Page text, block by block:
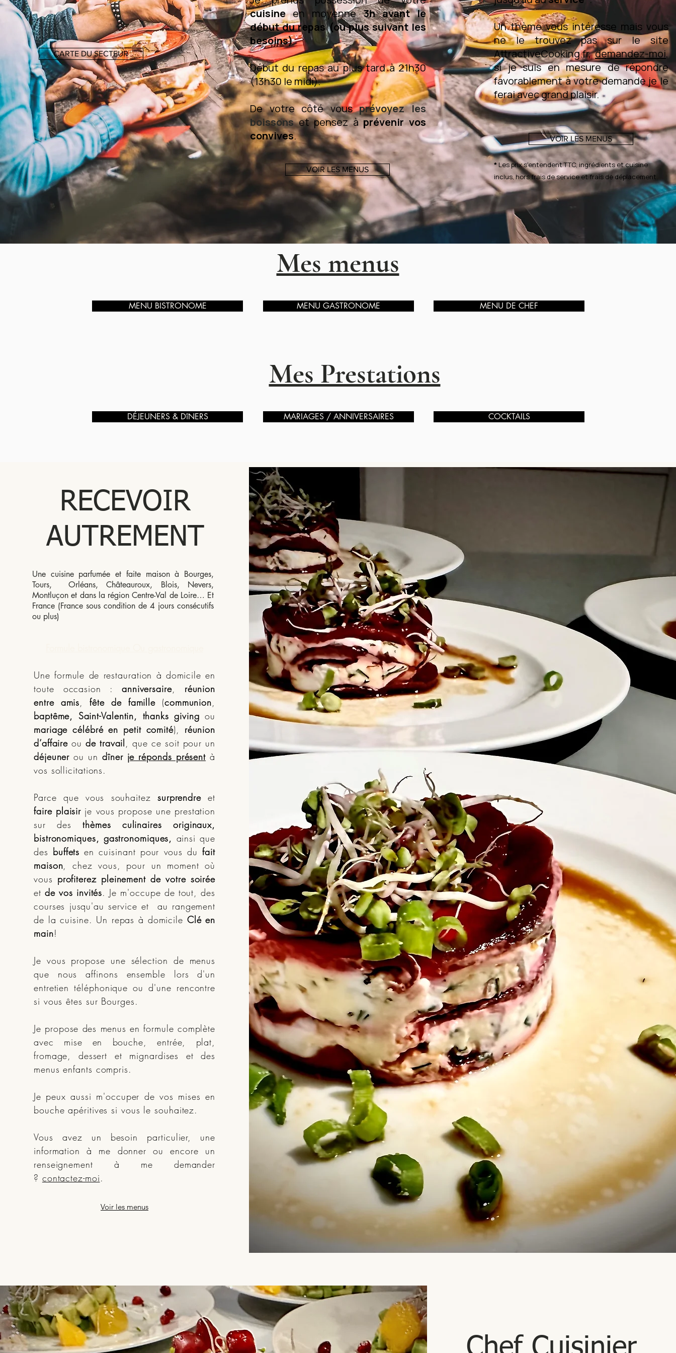
CARTE DU SECTEUR
cuisineen moyenne3h avant le
début du repas (ou plus suivant les
besoins).
Début du repas au plus tard à 21h30
(13h30 le midi).
De votre côté vousprévoyez les
boissonset pensez àprévenir vos
convives.
VOIR LES MENUS
Un thème vous intéresse mais vous
ne le trouvez pas sur le site
AttractiveCooking.fr,demandez-moi,
si je suis en mesure de répondre
favorablement à votre demande je le
ferai avec grand plaisir.
VOIR LES MENUS
* Les prix s'entendent TTC, ingrédients et cuisine
inclus, hors frais de service et frais de déplacement.
Mes menus
MENU BISTRONOME MENU GASTRONOME MENU DE CHEF
Mes Prestations
DÉJEUNERS & DîNERS MARIAGES / ANNIVERSAIRES COCKTAILS
RECEVOIR
AUTREMENT
Une cuisine parfumée et faite maison à Bourges,
Tours, Orléans, Châteauroux, Blois, Nevers,
Montluçon et dans la région Centre-Val de Loire… Et
France (France sous condition de 4 jours consécutifs
ou plus)
Une formule de restauration à domicile en
toute occasion : anniversaire, réunion
entre amis,fête de famille (communion,
baptême, Saint-Valentin, thanks givingou
mariage célébré en petit comité), réunion
d’affaireou de travail, que ce soit pour un
déjeunerou undîner je réponds présent à
vos sollicitations.
Parce que vous souhaitez surprendreet
faire plaisir je vous propose une prestation
sur desthèmes culinaires originaux,
bistronomiques, gastronomiques, ainsi que
des buffetsen cuisinant pour vous dufait
maison, chez vous, pour un moment où
vous profiterez pleinement de votre soirée
etde vos invités. Je m'occupe de tout, des
courses jusqu'au service et au rangement
de la cuisine. Un repas à domicile Clé en
main!
Je vous propose une sélection de menus
que nous affinons ensemble lors d'un
entretien téléphonique ou d'une rencontre
si vous êtes sur Bourges.
Je propose des menus en formule complète
avec mise en bouche, entrée, plat,
fromage, dessert et mignardises et des
menus enfants compris.
Je peux aussi m'occuper de vos mises en
bouche apéritives si vous le souhaitez.
Vous avez un besoin particulier, une
information à me donner ou encore un
renseignement à me demander
? contactez-moi.
Voir les menus